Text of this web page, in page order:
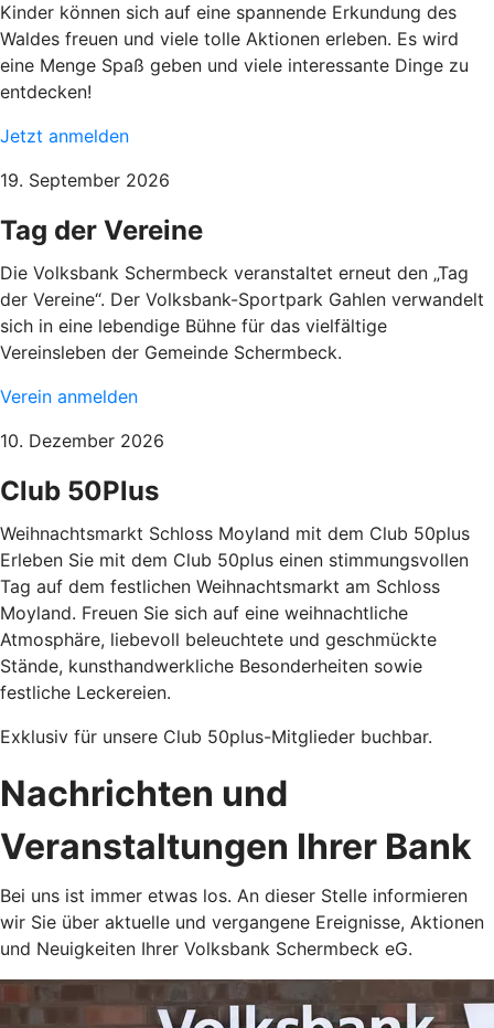
Kinder können sich auf eine spannende Erkundung des
Waldes freuen und viele tolle Aktionen erleben. Es wird
eine Menge Spaß geben und viele interessante Dinge zu
entdecken!
Jetzt anmelden
19. September 2026
Tag der Vereine
Die Volksbank Schermbeck veranstaltet erneut den „Tag
der Vereine“. Der Volksbank-Sportpark Gahlen verwandelt
sich in eine lebendige Bühne für das vielfältige
Vereinsleben der Gemeinde Schermbeck.
Verein anmelden
10. Dezember 2026
Club 50Plus
Weihnachtsmarkt Schloss Moyland mit dem Club 50plus
Erleben Sie mit dem Club 50plus einen stimmungsvollen
Tag auf dem festlichen Weihnachtsmarkt am Schloss
Moyland. Freuen Sie sich auf eine weihnachtliche
Atmosphäre, liebevoll beleuchtete und geschmückte
Stände, kunsthandwerkliche Besonderheiten sowie
festliche Leckereien.
Exklusiv für unsere Club 50plus-Mitglieder buchbar.
Nachrichten und
Veranstaltungen Ihrer Bank
Bei uns ist immer etwas los. An dieser Stelle informieren
wir Sie über aktuelle und vergangene Ereignisse, Aktionen
und Neuigkeiten Ihrer Volksbank Schermbeck eG.